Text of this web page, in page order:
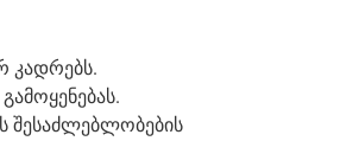
კადრებს.
შესაძლებლობების